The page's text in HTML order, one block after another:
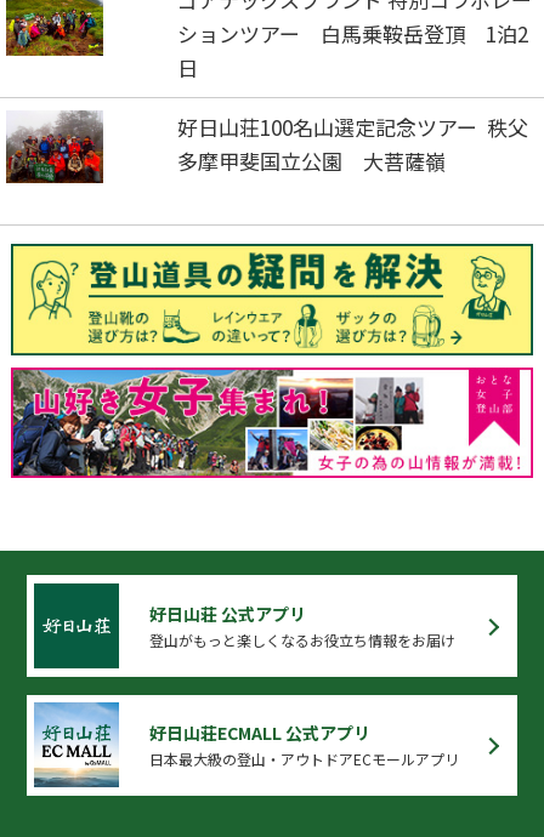
ションツアー 白馬乗鞍岳登頂 1泊2
日
好日山荘100名山選定記念ツアー 秩父
多摩甲斐国立公園 大菩薩嶺
好日山荘 公式アプリ
登山がもっと楽しくなるお役立ち情報をお届け
好日山荘ECMALL 公式アプリ
日本最大級の登山・アウトドアECモールアプリ